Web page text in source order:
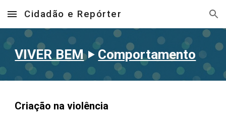
Skip to main content Skip to navigation
Cidadão e Repórter
VIVER BEM‣ Comportamento
Criação na violência